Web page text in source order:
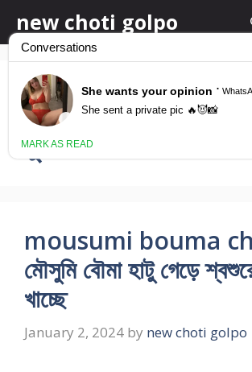
to
content
new choti golpo
ডগি স্টাইলে ধোন সেট
চুদা
mousumi bouma
মৌসুমি বৌমা হাটু গেড়ে
খাচ্ছে
January 2, 2024 by new choti golpo